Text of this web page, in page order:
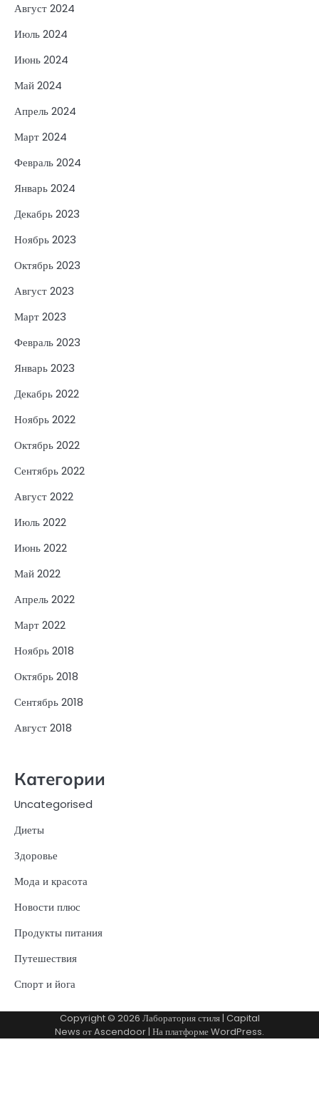
Август 2024
Июль 2024
Июнь 2024
Май 2024
Апрель 2024
Март 2024
Февраль 2024
Январь 2024
Декабрь 2023
Ноябрь 2023
Октябрь 2023
Август 2023
Март 2023
Февраль 2023
Январь 2023
Декабрь 2022
Ноябрь 2022
Октябрь 2022
Сентябрь 2022
Август 2022
Июль 2022
Июнь 2022
Май 2022
Апрель 2022
Март 2022
Ноябрь 2018
Октябрь 2018
Сентябрь 2018
Август 2018
Категории
Uncategorised
Диеты
Здоровье
Мода и красота
Новости плюс
Продукты питания
Путешествия
Спорт и йога
Copyright © 2026 Лаборатория стиля| Capital
News отAscendoor | На платформеWordPress.